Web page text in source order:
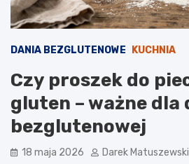
DANIA BEZGLUTENOWE KUCHNIA
Czy proszek do
gluten – ważne dla
bezglutenowej
18 maja 2026 Darek Matuszewski